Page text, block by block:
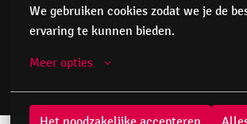
We gebruiken cookies zodat we je de
ervaring te kunnen bieden.
Meer opties
BOX BLOEMENVEILING